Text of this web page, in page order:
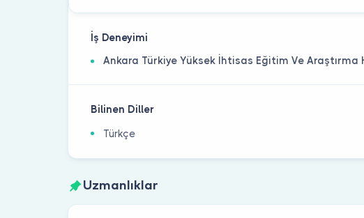
İş Deneyimi
Ankara Türkiye Yüksek İhtisas Eğitim Ve Araştırma
Bilinen Diller
Türkçe
Uzmanlıklar